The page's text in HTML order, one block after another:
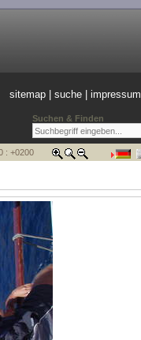
Suchen & Finden
sitemap |suche |impressum
: +0200